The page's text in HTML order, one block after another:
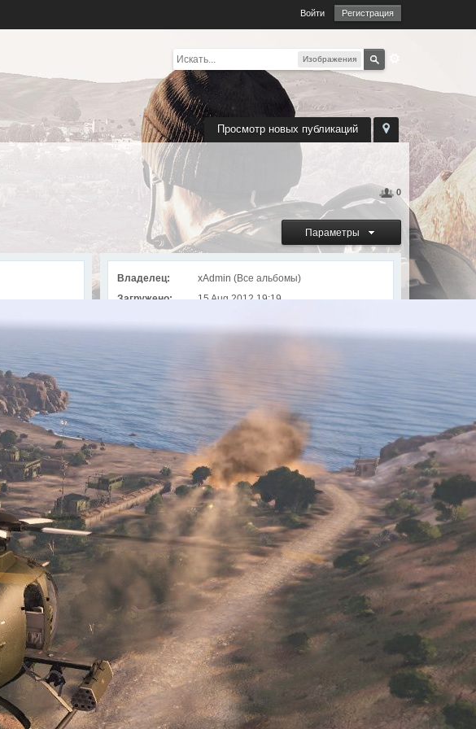
Войти Регистрация
Изображения
Просмотр новых публикаций
0
Параметры
Владелец: xAdmin (Все альбомы)
Загружено:
15 Aug 2012 19:19